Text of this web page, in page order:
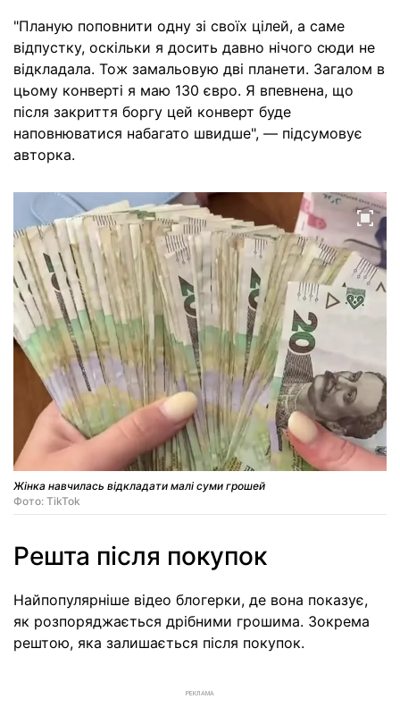
"Планую поповнити одну зі своїх цілей, а саме
відпустку, оскільки я досить давно нічого сюди не
відкладала. Тож замальовую дві планети. Загалом в
цьому конверті я маю 130 євро. Я впевнена, що
після закриття боргу цей конверт буде
наповнюватися набагато швидше", — підсумовує
авторка.
Жінка навчилась відкладати малі суми грошей
Фото: TikTok
Решта після покупок
Найпопулярніше відео блогерки, де вона показує,
як розпоряджається дрібними грошима. Зокрема
рештою, яка залишається після покупок.
РЕКЛАМА